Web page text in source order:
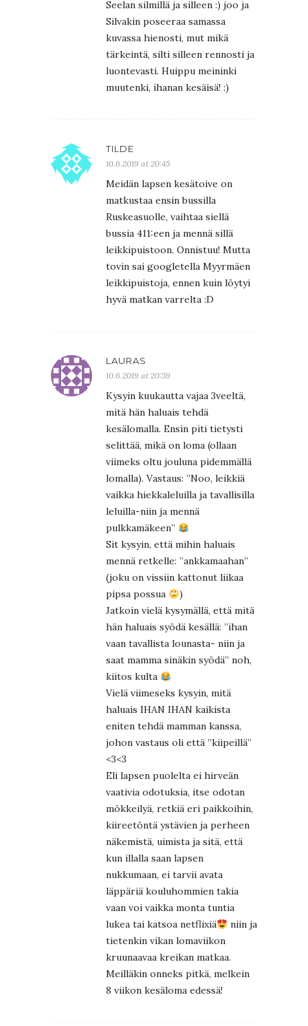
Seelan silmillä ja silleen :) joo ja
Silvakin poseeraa samassa
kuvassa hienosti, mut mikä
tärkeintä, silti silleen rennosti ja
luontevasti. Huippu meininki
muutenki, ihanan kesäisä! :)
TILDE
10.6.2019 at 20:45
Meidän lapsen kesätoive on
matkustaa ensin bussilla
Ruskeasuolle, vaihtaa siellä
bussia 411:een ja mennä sillä
leikkipuistoon. Onnistuu! Mutta
tovin sai googletella Myyrmäen
leikkipuistoja, ennen kuin löytyi
hyvä matkan varrelta :D
LAURAS
10.6.2019 at 20:59
Kysyin kuukautta vajaa 3veeltä,
mitä hän haluais tehdä
kesälomalla. Ensin piti tietysti
selittää, mikä on loma (ollaan
viimeks oltu jouluna pidemmällä
lomalla). Vastaus: ”Noo, leikkiä
vaikka hiekkaleluilla ja tavallisilla
leluilla-niin ja mennä
pulkkamäkeen”
Sit kysyin, että mihin haluais
mennä retkelle: ”ankkamaahan”
(joku on vissiin kattonut liikaa
pipsa possua
)
Jatkoin vielä kysymällä, että mitä
hän haluais syödä kesällä: ”ihan
vaan tavallista lounasta- niin ja
saat mamma sinäkin syödä” noh,
kiitos kulta
Vielä viimeseks kysyin, mitä
haluais IHAN IHAN kaikista
eniten tehdä mamman kanssa,
johon vastaus oli että ”kiipeillä”
<3<3
Eli lapsen puolelta ei hirveän
vaativia odotuksia, itse odotan
mökkeilyä, retkiä eri paikkoihin,
kiireetöntä ystävien ja perheen
näkemistä, uimista ja sitä, että
kun illalla saan lapsen
nukkumaan, ei tarvii avata
läppäriä kouluhommien takia
vaan voi vaikka monta tuntia
lukea tai katsoa netflixiä
niin ja
tietenkin vikan lomaviikon
kruunaavaa kreikan matkaa.
Meilläkin onneks pitkä, melkein
8 viikon kesäloma edessä!